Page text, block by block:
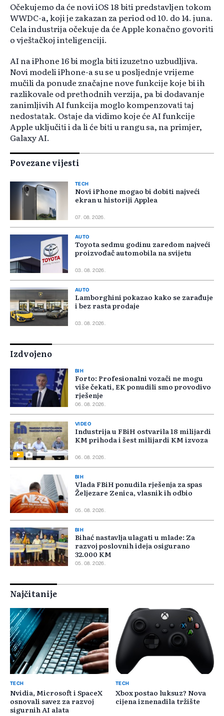
Očekujemo da će novi iOS 18 biti predstavljen tokom
WWDC-a, koji je zakazan za period od 10. do 14. juna.
Cela industrija očekuje da će Apple konačno govoriti
o vještačkoj inteligenciji.
AI na iPhone 16 bi mogla biti izuzetno uzbudljiva.
Novi modeli iPhone-a su se u posljednje vrijeme
mučili da ponude značajne nove funkcije koje bi ih
razlikovale od prethodnih verzija, pa bi dodavanje
zanimljivih AI funkcija moglo kompenzovati taj
nedostatak. Ostaje da vidimo koje će AI funkcije
Apple uključiti i da li će biti u rangu sa, na primjer,
Galaxy AI.
Povezane vijesti
TECH
Novi iPhone mogao bi dobiti najveći
ekran u historiji Applea
07. 08. 2026.
AUTO
Toyota sedmu godinu zaredom najveći
proizvođač automobila na svijetu
03. 08. 2026.
AUTO
Lamborghini pokazao kako se zarađuje
i bez rasta prodaje
03. 08. 2026.
Izdvojeno
BIH
Forto: Profesionalni vozači ne mogu
više čekati, EK ponudili smo provodivo
rješenje
06. 08. 2026.
VIDEO
Industrija u FBiH ostvarila 18 milijardi
KM prihoda i šest milijardi KM izvoza
06. 08. 2026.
BIH
Vlada FBiH ponudila rješenja za spas
Željezare Zenica, vlasnik ih odbio
05. 08. 2026.
BIH
Bihać nastavlja ulagati u mlade: Za
razvoj poslovnih ideja osigurano
32.000 KM
05. 08. 2026.
Najčitanije
TECH
Nvidia, Microsoft i SpaceX
osnovali savez za razvoj
sigurnih AI alata
TECH
Xbox postao luksuz? Nova
cijena iznenadila tržište